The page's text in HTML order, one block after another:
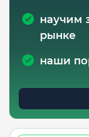
научим
рынке
наши